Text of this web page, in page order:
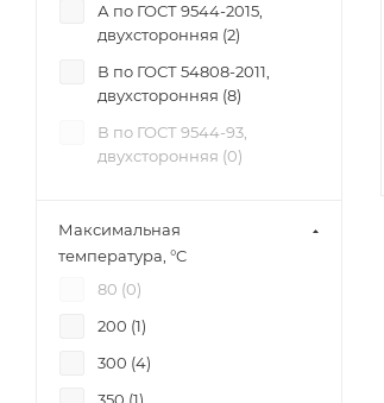
А по ГОСТ 9544-2015,
двухсторонняя (2)
В по ГОСТ 54808-2011,
двухсторонняя (8)
В по ГОСТ 9544-93,
двухсторонняя (0)
Максимальная
температура, °C
80 (0)
200 (1)
300 (4)